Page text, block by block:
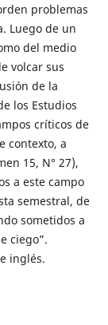
problemas
Luego de un
del medio
volcar sus
de la
los Estudios
críticos de
contexto, a
15, N° 27),
a este campo
semestral, de
sometidos a
ciego”.
inglés.